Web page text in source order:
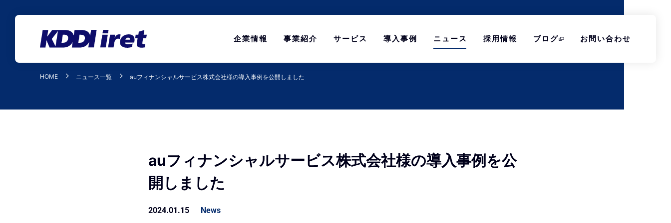
企業情報 事業紹介 サービス 導入事例 ニュース 採用情報 ブログ お問い合わせ
HOME ニュース一覧 auフィナンシャルサービス株式会社様の導入事例を公開しました
auフィナンシャルサービス株式会社様の導入事例を公
開しました
2024.01.15 News